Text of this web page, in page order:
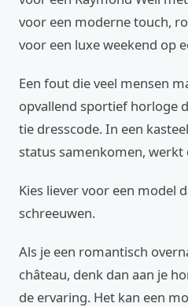
voor een moderne touch,
voor een luxe weekend op
Een fout die veel mensen
opvallend sportief horloge
tie dresscode. In een
status samenkomen, werkt
Kies liever voor een model
schreeuwen.
Als je een romantisch
château, denk dan aan je
de ervaring. Het kan een